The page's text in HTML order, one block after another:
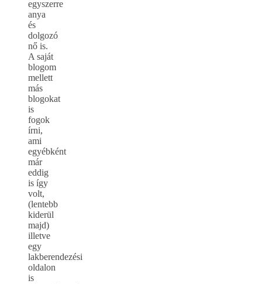
egyszerre
anya
és
dolgozó
nő is.
A saját
blogom
mellett
más
blogokat
is
fogok
írni,
ami
egyébként
már
eddig
is így
volt,
(lentebb
kiderül
majd)
illetve
egy
lakberendezési
oldalon
is